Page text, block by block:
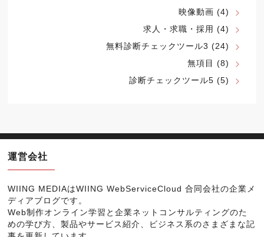
映像動画 (4)
求人・求職・採用 (4)
無料診断チェックツール3 (24)
無項目 (8)
診断チェックツール5 (5)
運営会社
WIING MEDIAはWIING WebServiceCloud 合同会社の企業メ
ディアブログです。
Web制作オンライン学習と企業ネットコンサルティングのた
めの学び方、製品やサービス紹介、ビジネス系のさまざまな記